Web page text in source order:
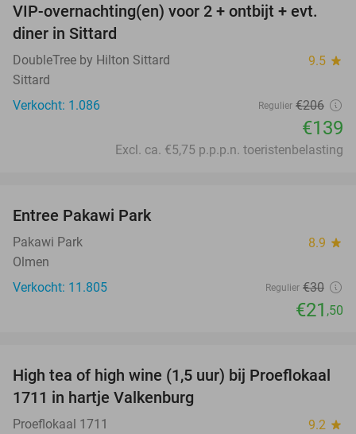
33%
VIP-overnachting(en) voor 2 + ontbijt + evt.
diner in Sittard
DoubleTree by Hilton Sittard 9.5 star
Sittard
Verkocht: 1.086
Regulier €206
€139
Excl. ca. €5,75 p.p.p.n. toeristenbelasting
Entree Pakawi Park
Pakawi Park 8.9 star
Olmen
Verkocht: 11.805
Regulier €30
€21 ,50
36%
High tea of high wine (1,5 uur) bij Proeflokaal
1711 in hartje Valkenburg
Proeflokaal 1711 9.2 star